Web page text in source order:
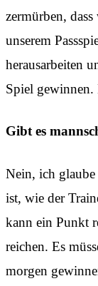
zermürben,
unserem
herausarbeiten
Spiel gewinnen.
Gibt es
Nein, ich glaube
ist, wie der
kann ein Punkt
reichen. Es
morgen